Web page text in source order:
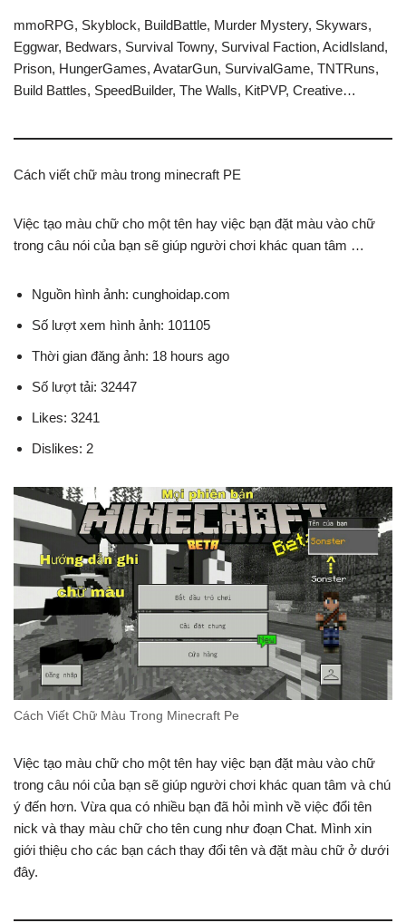
mmoRPG, Skyblock, BuildBattle, Murder Mystery, Skywars,
Eggwar, Bedwars, Survival Towny, Survival Faction, AcidIsland,
Prison, HungerGames, AvatarGun, SurvivalGame, TNTRuns,
Build Battles, SpeedBuilder, The Walls, KitPVP, Creative…
Cách viết chữ màu trong minecraft PE
Việc tạo màu chữ cho một tên hay việc bạn đặt màu vào chữ
trong câu nói của bạn sẽ giúp người chơi khác quan tâm …
Nguồn hình ảnh: cunghoidap.com
Số lượt xem hình ảnh: 101105
Thời gian đăng ảnh: 18 hours ago
Số lượt tải: 32447
Likes: 3241
Dislikes: 2
Cách Viết Chữ Màu Trong Minecraft Pe
Việc tạo màu chữ cho một tên hay việc bạn đặt màu vào chữ
trong câu nói của bạn sẽ giúp người chơi khác quan tâm và chú
ý đến hơn. Vừa qua có nhiều bạn đã hỏi mình về việc đổi tên
nick và thay màu chữ cho tên cung như đoạn Chat. Mình xin
giới thiệu cho các bạn cách thay đổi tên và đặt màu chữ ở dưới
đây.